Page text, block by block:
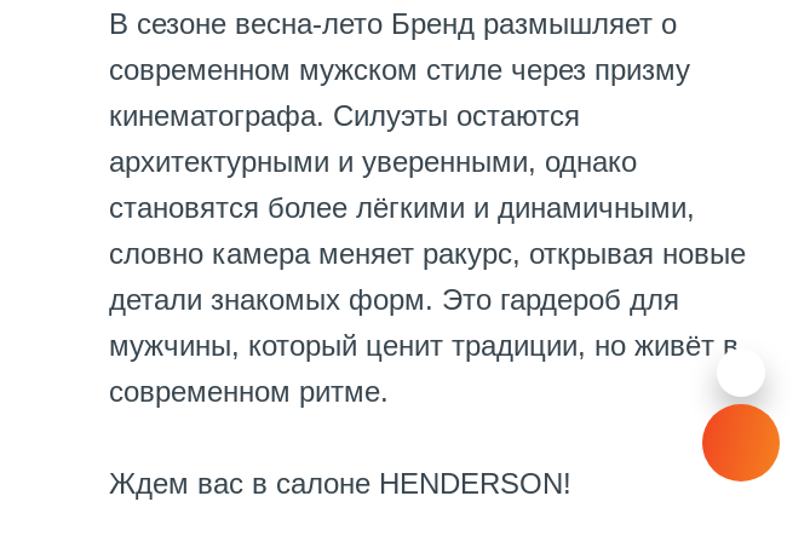
В сезоне весна-лето Бренд размышляет о
современном мужском стиле через призму
кинематографа. Силуэты остаются
архитектурными и уверенными, однако
становятся более лёгкими и динамичными,
словно камера меняет ракурс, открывая новые
детали знакомых форм. Это гардероб для
мужчины, который ценит традиции, но живёт в
современном ритме.
Ждем вас в салоне HENDERSON!